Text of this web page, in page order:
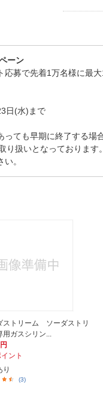
ーン
募で先着1万名様に最
日(水)まで
ても早期に終了する場
り扱いとなっております。
。
ストリーム ソーダストリ
用ガスシリン...
ント
り
(3)